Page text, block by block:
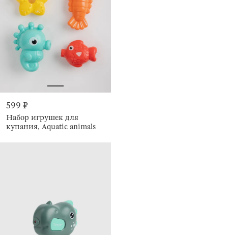
599 ₽
Набор игрушек для
купания, Aquatic animals